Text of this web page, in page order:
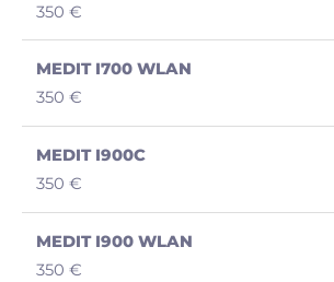
350 €
350 €
350 €
350 €